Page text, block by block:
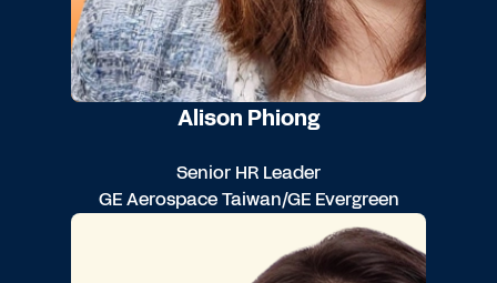
Alison Phiong
Senior HR Leader
GE Aerospace Taiwan/GE Evergreen